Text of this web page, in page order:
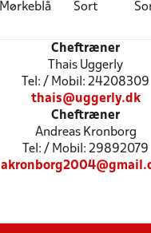
Mørkeblå Sort
Cheftræner
Thais Uggerly
Tel: / Mobil: 24208309
thais@uggerly.dk
Cheftræner
Andreas Kronborg
Tel: / Mobil: 29892079